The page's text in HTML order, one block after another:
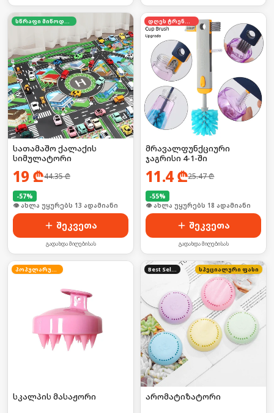
სათამაშო ქალაქის
სიმულატორი
19 ₾44.35₾
-57%
🛒 ბოლო 24სთ-ში იყიდა 17-მა
შეკვეთა
გადახდა მიღებისას
მრავალფუნქციური
ჯაგრისი 4-1-ში
11.4₾25.47₾
-55%
🛒 ბოლო 24სთ-ში იყიდა 29-მა
შეკვეთა
გადახდა მიღებისას
სკალპის მასაჟორი
სპეციალური ფასი
არომატიზატორი